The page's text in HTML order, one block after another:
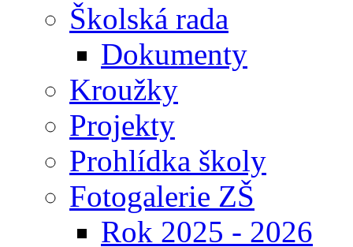
Školská rada
Dokumenty
Kroužky
Projekty
Prohlídka školy
Fotogalerie ZŠ
Rok 2025 - 2026